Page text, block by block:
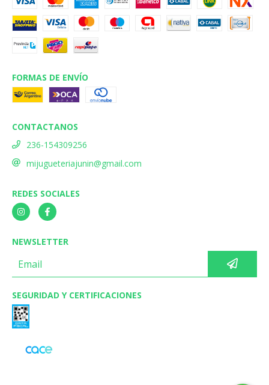
FORMAS DE ENVÍO
CONTACTANOS
236-154309256
mijugueteriajunin@gmail.com
REDES SOCIALES
NEWSLETTER
SEGURIDAD Y CERTIFICACIONES